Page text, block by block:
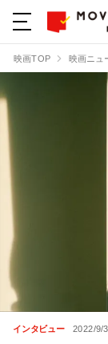
映画TOP 映画ニュ
インタビュー 2022/9/